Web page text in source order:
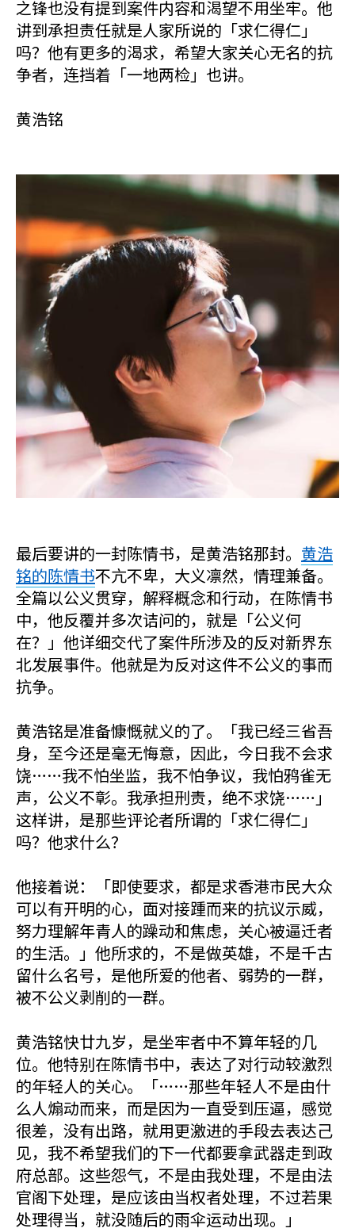
之锋也没有提到案件内容和渴望不用坐牢。他
讲到承担责任就是人家所说的「求仁得仁」
吗？他有更多的渴求，希望大家关心无名的抗
争者，连挡着「一地两检」也讲。
黄浩铭
最后要讲的一封陈情书，是黄浩铭那封。 黄浩
铭的陈情书不亢不卑，大义凛然，情理兼备。
全篇以公义贯穿，解释概念和行动，在陈情书
中，他反覆并多次诘问的，就是「公义何
在？」他详细交代了案件所涉及的反对新界东
北发展事件。他就是为反对这件不公义的事而
抗争。
黄浩铭是准备慷慨就义的了。「我已经三省吾
身，至今还是毫无悔意，因此，今日我不会求
饶……我不怕坐监，我不怕争议，我怕鸦雀无
声，公义不彰。我承担刑责，绝不求饶……」
这样讲，是那些评论者所谓的「求仁得仁」
吗？他求什么？
他接着说：「即使要求，都是求香港市民大众
可以有开明的心，面对接踵而来的抗议示威，
努力理解年青人的躁动和焦虑，关心被逼迁者
的生活。」他所求的，不是做英雄，不是千古
留什么名号，是他所爱的他者、弱势的一群，
被不公义剥削的一群。
黄浩铭快廿九岁，是坐牢者中不算年轻的几
位。他特别在陈情书中，表达了对行动较激烈
的年轻人的关心。「……那些年轻人不是由什
么人煽动而来，而是因为一直受到压逼，感觉
很差，没有出路，就用更激进的手段去表达己
见，我不希望我们的下一代都要拿武器走到政
府总部。这些怨气，不是由我处理，不是由法
官阁下处理，是应该由当权者处理，不过若果
处理得当，就没随后的雨伞运动出现。」